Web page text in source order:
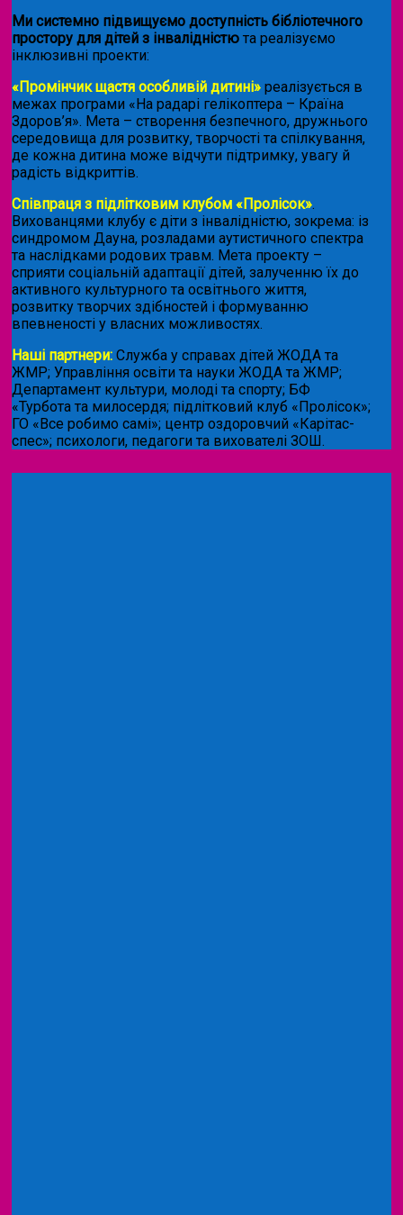
Ми системно підвищуємо доступність бібліотечного
простору для дітей з інвалідністю та реалізуємо
інклюзивні проекти:
«Промінчик щастя особливій дитині» реалізується в
межах програми «На радарі гелікоптера – Країна
Здоров’я». Мета – створення безпечного, дружнього
середовища для розвитку, творчості та спілкування,
де кожна дитина може відчути підтримку, увагу й
радість відкриттів.
Співпраця з підлітковим клубом «Пролісок».
Вихованцями клубу є діти з інвалідністю, зокрема: із
синдромом Дауна, розладами аутистичного спектра
та наслідками родових травм. Мета проекту –
сприяти соціальній адаптації дітей, залученню їх до
активного культурного та освітнього життя,
розвитку творчих здібностей і формуванню
впевненості у власних можливостях.
Наші партнери: Служба у справах дітей ЖОДА та
ЖМР; Управління освіти та науки ЖОДА та ЖМР;
Департамент культури, молоді та спорту; БФ
«Турбота та милосердя; підлітковий клуб «Пролісок»;
ГО «Все робимо самі»; центр оздоровчий «Карітас-
спес»; психологи, педагоги та вихователі ЗОШ.